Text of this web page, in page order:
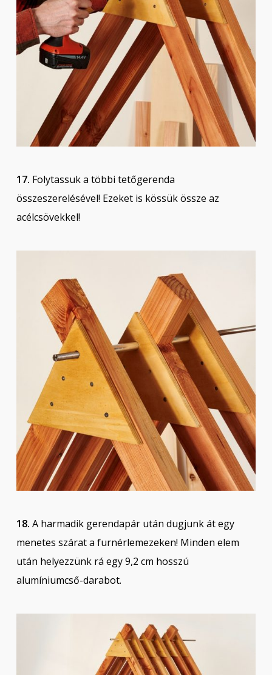
17. Folytassuk a többi tetőgerenda
összeszerelésével! Ezeket is kössük össze az
acélcsövekkel!
18. A harmadik gerendapár után dugjunk át egy
menetes szárat a furnérlemezeken! Minden elem
után helyezzünk rá egy 9,2 cm hosszú
alumíniumcső-darabot.